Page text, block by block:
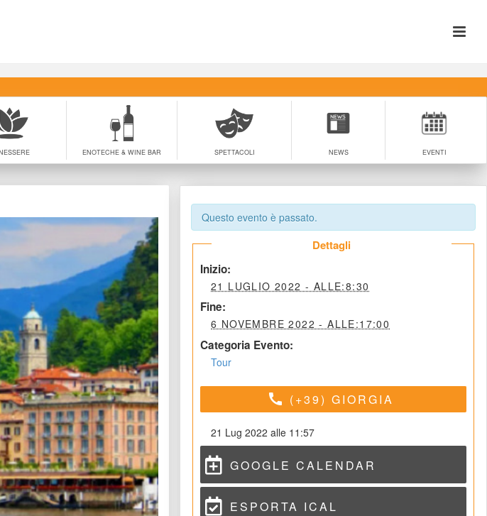
ENOTECHE & WINE BAR SPETTACOLI NEWS EVENTI
Questo evento è passato.
Dettagli
Inizio:
21 LUGLIO 2022 - ALLE:8:30
Fine:
6 NOVEMBRE 2022 - ALLE:17:00
Categoria Evento:
Tour
call (+39) GIORGIA
21 Lug 2022 alle 11:57
GOOGLE CALENDAR
ESPORTA ICAL